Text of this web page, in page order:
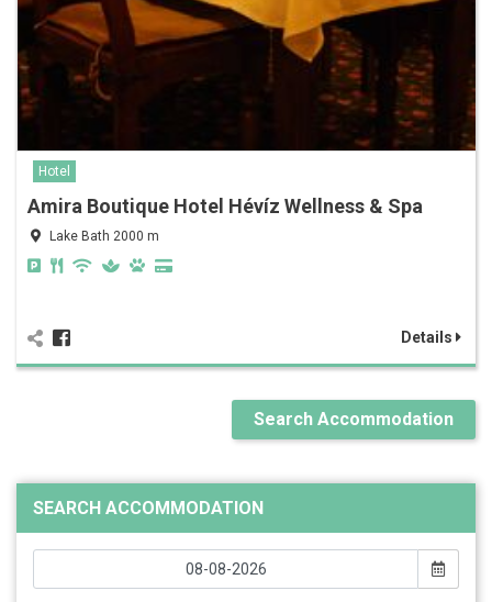
Hotel
Amira Boutique Hotel Hévíz Wellness & Spa
Lake Bath 2000 m
Details
Search Accommodation
SEARCH ACCOMMODATION